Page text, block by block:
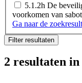
5.1.2h De
voorkomen van
Ga naar de
Filter resultaten
2 resultaten in